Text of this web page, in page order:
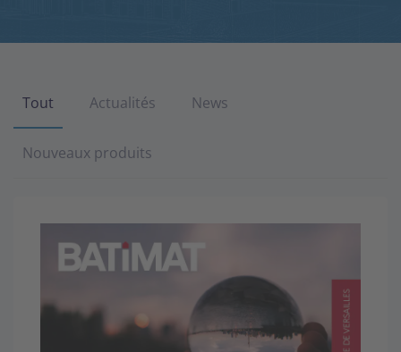
Tout Actualités News
Nouveaux produits